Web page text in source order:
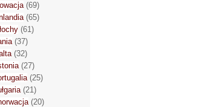
(69)
(65)
(61)
(37)
(32)
(27)
(25)
(21)
(20)